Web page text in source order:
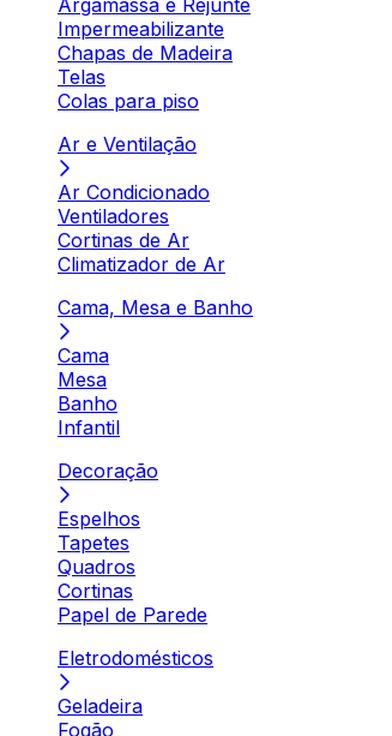
Argamassa e Rejunte
Impermeabilizante
Chapas de Madeira
Telas
Colas para piso
Ar e Ventilação
Ar Condicionado
Ventiladores
Cortinas de Ar
Climatizador de Ar
Cama, Mesa e Banho
Cama
Mesa
Banho
Infantil
Decoração
Espelhos
Tapetes
Quadros
Cortinas
Papel de Parede
Eletrodomésticos
Geladeira
Fogão